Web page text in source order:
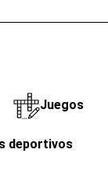
Juegos
deportivos